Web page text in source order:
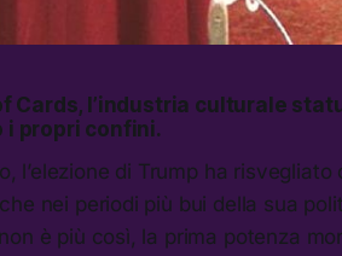
Cards, l’industria culturale
i propri confini.
l’elezione di Trump ha
nei periodi più bui della sua
è più così, la prima potenza